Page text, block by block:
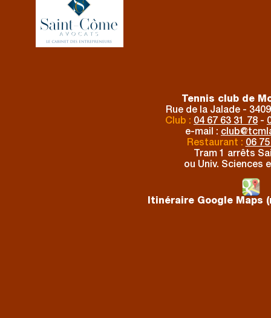
Tennis club de
Rue de la Jalade -
Club : 04 67 63 31 78 -
e-mail : club@
Restaurant :06
Tram 1 arrêts
ou Univ. Sciences
Itinéraire Google Maps